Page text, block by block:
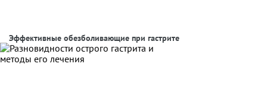
Эффективные обезболивающие при гастрите